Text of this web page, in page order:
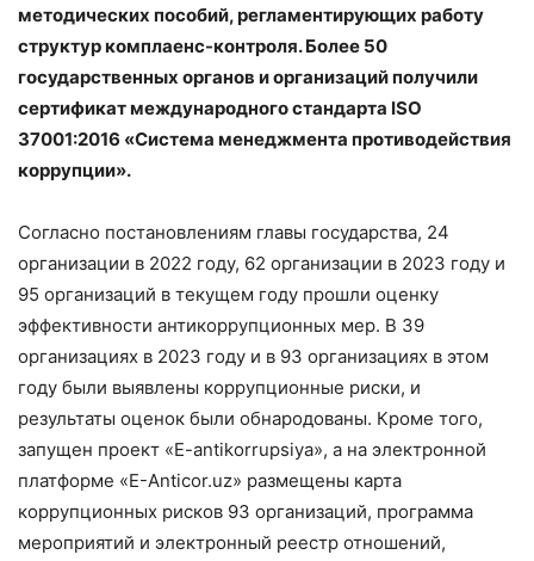
методических пособий, регламентирующих работу
структур комплаенс-контроля. Более 50
государственных органов и организаций получили
сертификат международного стандарта ISO
37001:2016 «Система менеджмента противодействия
коррупции».
Согласно постановлениям главы государства, 24
организации в 2022 году, 62 организации в 2023 году и
95 организаций в текущем году прошли оценку
эффективности антикоррупционных мер. В 39
организациях в 2023 году и в 93 организациях в этом
году были выявлены коррупционные риски, и
результаты оценок были обнародованы. Кроме того,
запущен проект «E-antikorrupsiya», а на электронной
платформе «E-Anticor.uz» размещены карта
коррупционных рисков 93 организаций, программа
мероприятий и электронный реестр отношений,